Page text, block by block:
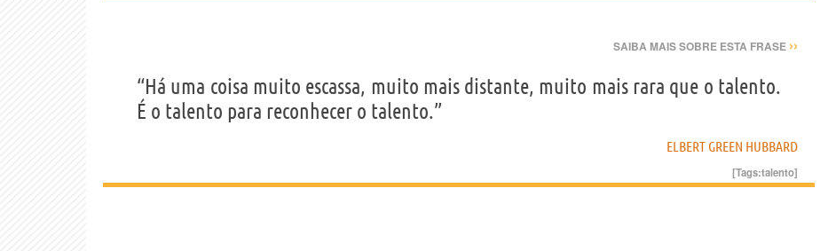
SAIBA MAIS SOBRE ESTA FRASE ››
“Há uma coisa muito escassa, muito mais distante, muito mais rara que o talento.
É o talento para reconhecer o talento.”
ELBERT GREEN HUBBARD
[Tags:talento]